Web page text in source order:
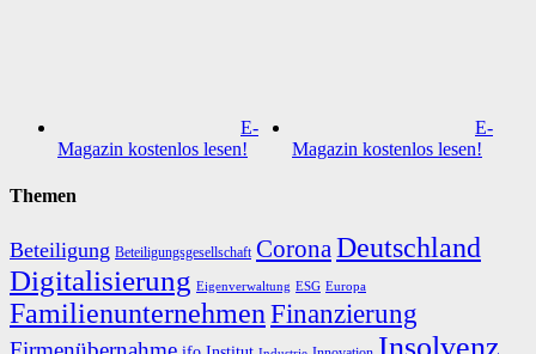
E-
Magazin kostenlos lesen!
E-
Magazin kostenlos lesen!
Themen
Beteiligung Beteiligungsgesellschaft CoronaDeutschland
Digitalisierung Eigenverwaltung ESG Europa
FamilienunternehmenFinanzierung